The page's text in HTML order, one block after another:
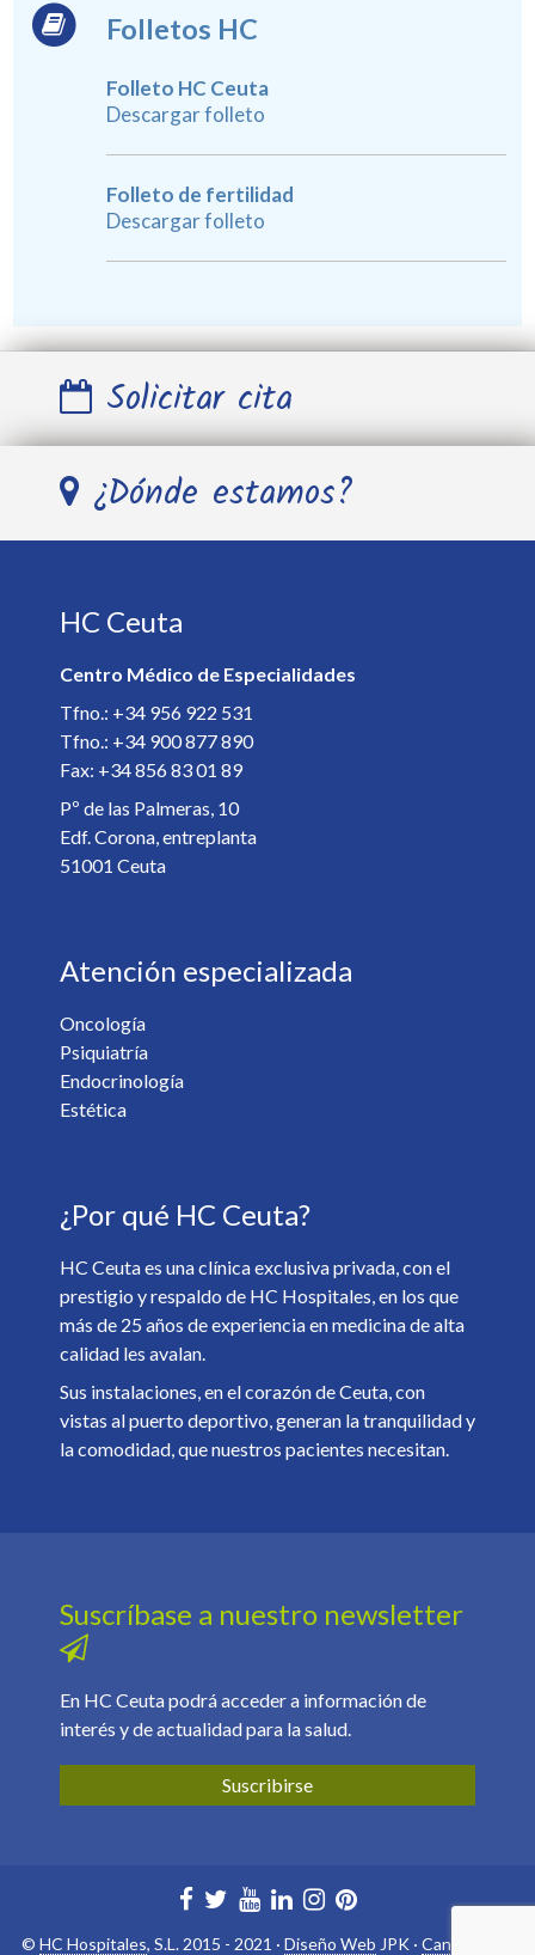
Folletos HC
Folleto HC Ceuta
Descargar folleto
Folleto de fertilidad
Descargar folleto
Solicitar cita
Teléfono *
E-mail *
Especialista *
¿Desea recibir información de nuestro centro? *
Sí
No
Privacidad. *
¿Dónde estamos?
HC Ceuta
Centro Médico de Especialidades
Tfno.: +34 956 922 531
Tfno.: +34 900 877 890
Fax: +34 856 83 01 89
Pº de las Palmeras, 10
Edf. Corona, entreplanta
51001 Ceuta
Atención especializada
Oncología
Psiquiatría
Endocrinología
Estética
¿Por qué HC Ceuta?
HC Ceuta es una clínica exclusiva privada, con el
prestigio y respaldo de HC Hospitales, en los que
más de 25 años de experiencia en medicina de alta
calidad les avalan.
Sus instalaciones, en el corazón de Ceuta, con
vistas al puerto deportivo, generan la tranquilidad y
la comodidad, que nuestros pacientes necesitan.
Suscríbase a nuestro newsletter
En HC Ceuta podrá acceder a información de
interés y de actualidad para la salud.
Suscribirse
© HC Hospitales, S.L. 2015 - 2021 · Diseño Web JPK · Canal ético